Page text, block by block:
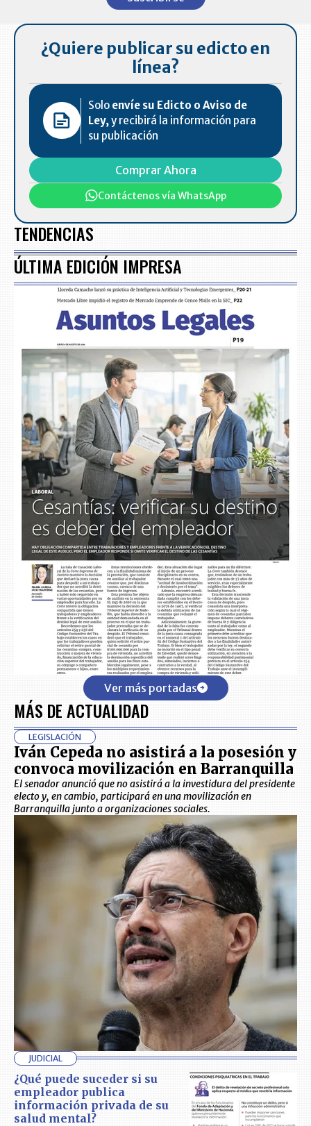
¿Quiere publicar su edicto en
línea?
Solo envíe su Edicto o Aviso de
Ley, y recibirá la información para
su publicación
Comprar Ahora
Contáctenos vía WhatsApp
TENDENCIAS
ÚLTIMA EDICIÓN IMPRESA
Ver más portadas
MÁS DE ACTUALIDAD
LEGISLACIÓN
Iván Cepeda no asistirá a la posesión y
convoca movilización en Barranquilla
El senador anunció que no asistirá a la investidura del presidente
electo y, en cambio, participará en una movilización en
Barranquilla junto a organizaciones sociales.
JUDICIAL
¿Qué puede suceder si su
empleador publica
información privada de su
salud mental?